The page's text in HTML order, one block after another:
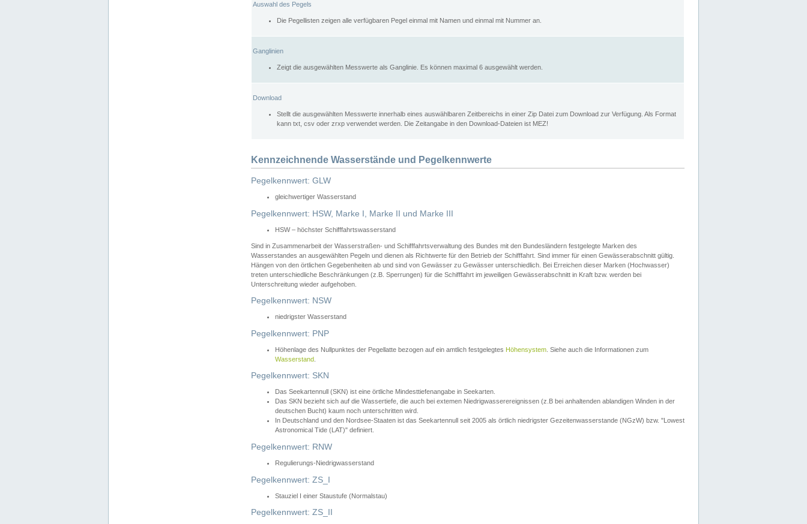
Auswahl des Pegels
Die Pegellisten zeigen alle verfügbaren Pegel einmal mit Namen und einmal mit Nummer an.
Ganglinien
Zeigt die ausgewählten Messwerte als Ganglinie. Es können maximal 6 ausgewählt werden.
Download
Stellt die ausgewählten Messwerte innerhalb eines auswählbaren Zeitbereichs in einer Zip Datei zum Download zur Verfügung. Als Format
kann txt, csv oder zrxp verwendet werden. Die Zeitangabe in den Download-Dateien ist MEZ!
Kennzeichnende Wasserstände und Pegelkennwerte
Pegelkennwert: GLW
gleichwertiger Wasserstand
Pegelkennwert: HSW, Marke I, Marke II und Marke III
HSW – höchster Schifffahrtswasserstand
Sind in Zusammenarbeit der Wasserstraßen- und Schifffahrtsverwaltung des Bundes mit den Bundesländern festgelegte Marken des
Wasserstandes an ausgewählten Pegeln und dienen als Richtwerte für den Betrieb der Schifffahrt. Sind immer für einen Gewässerabschnitt gültig.
Hängen von den örtlichen Gegebenheiten ab und sind von Gewässer zu Gewässer unterschiedlich. Bei Erreichen dieser Marken (Hochwasser)
treten unterschiedliche Beschränkungen (z.B. Sperrungen) für die Schifffahrt im jeweiligen Gewässerabschnitt in Kraft bzw. werden bei
Unterschreitung wieder aufgehoben.
Pegelkennwert: NSW
niedrigster Wasserstand
Pegelkennwert: PNP
Höhenlage des Nullpunktes der Pegellatte bezogen auf ein amtlich festgelegtes Höhensystem . Siehe auch die Informationen zum
Wasserstand
Pegelkennwert: SKN
Das Seekartennull (SKN) ist eine örtliche Mindesttiefenangabe in Seekarten.
Das SKN bezieht sich auf die Wassertiefe, die auch bei extemen Niedrigwasserereignissen (z.B bei anhaltenden ablandigen Winden in der
deutschen Bucht) kaum noch unterschritten wird.
In Deutschland und den Nordsee-Staaten ist das Seekartennull seit 2005 als örtlich niedrigster Gezeitenwasserstande (NGzW) bzw. "Lowest
Astronomical Tide (LAT)" definiert.
Pegelkennwert: RNW
Regulierungs-Niedrigwasserstand
Pegelkennwert: ZS_I
Stauziel I einer Staustufe (Normalstau)
Pegelkennwert: ZS_II